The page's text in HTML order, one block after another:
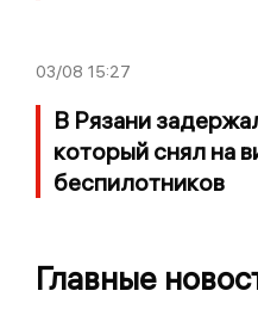
03/08 15:27
В Рязани
который снял на
беспилотников
Главные